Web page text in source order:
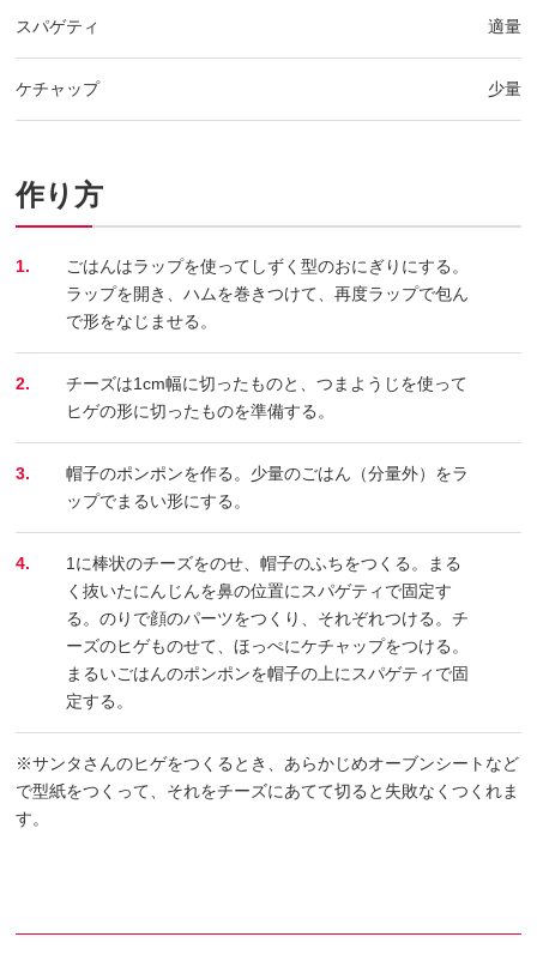
スパゲティ 適量
ケチャップ 少量
作り方
1.
ごはんはラップを使ってしずく型のおにぎりにする。
ラップを開き、ハムを巻きつけて、再度ラップで包ん
で形をなじませる。
2.
チーズは1cm幅に切ったものと、つまようじを使って
ヒゲの形に切ったものを準備する。
3.
帽子のポンポンを作る。少量のごはん（分量外）をラ
ップでまるい形にする。
4.
1に棒状のチーズをのせ、帽子のふちをつくる。まる
く抜いたにんじんを鼻の位置にスパゲティで固定す
る。のりで顔のパーツをつくり、それぞれつける。チ
ーズのヒゲものせて、ほっぺにケチャップをつける。
まるいごはんのポンポンを帽子の上にスパゲティで固
定する。
※サンタさんのヒゲをつくるとき、あらかじめオーブンシートなど
で型紙をつくって、それをチーズにあてて切ると失敗なくつくれま
す。